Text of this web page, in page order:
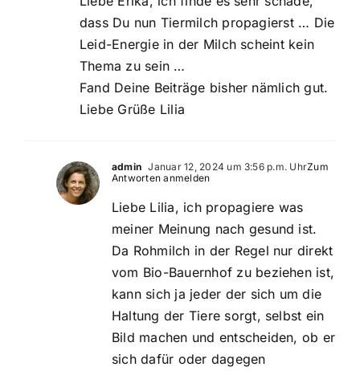
dass Du nun Tiermilch propagierst … Die
Leid-Energie in der Milch scheint kein
Thema zu sein …
Fand Deine Beiträge bisher nämlich gut.
Liebe Grüße Lilia
admin Januar 12, 2024 um 3:56 p.m. UhrZum
Antworten anmelden
Liebe Lilia, ich propagiere was
meiner Meinung nach gesund ist.
Da Rohmilch in der Regel nur direkt
vom Bio-Bauernhof zu beziehen ist,
kann sich ja jeder der sich um die
Haltung der Tiere sorgt, selbst ein
Bild machen und entscheiden, ob er
sich dafür oder dagegen